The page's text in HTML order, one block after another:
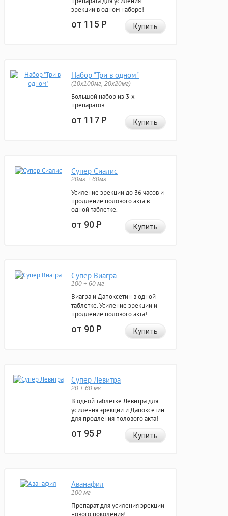
эрекции в одном наборе!
от 115Р Купить
Набор "Три в одном"
(10x100мг, 20x20мг)
Большой набор из 3-х
препаратов.
от 117Р Купить
Супер Сиалис
20мг + 60мг
Усиление эрекции до 36 часов и
продление полового акта в
одной таблетке.
от 90Р Купить
Супер Виагра
100 + 60 мг
Виагра и Дапоксетин в одной
таблетке. Усиление эрекции и
продление полового акта!
от 90Р Купить
Супер Левитра
20 + 60 мг
В одной таблетке Левитра для
усиления эрекции и Дапоксетин
для продления полового акта!
от 95Р Купить
Аванафил
100 мг
Препарат для усиления эрекции